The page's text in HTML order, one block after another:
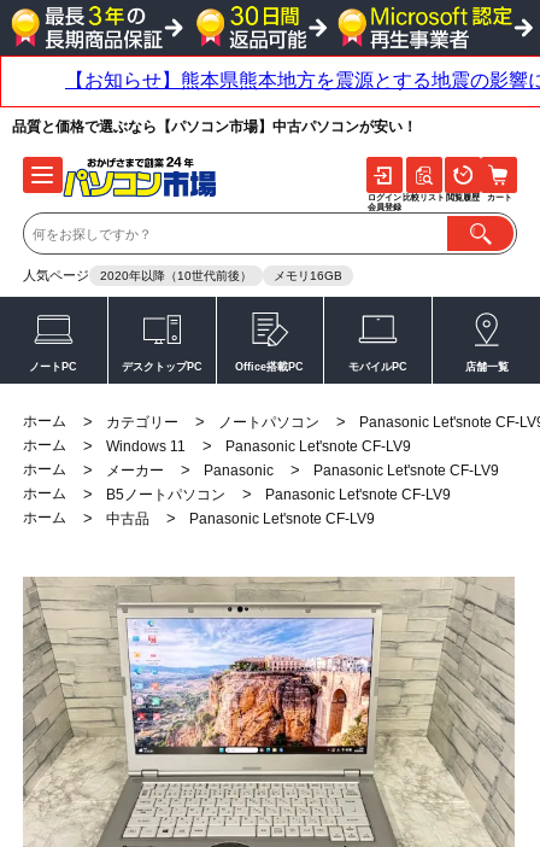
品質と価格で選ぶなら【パソコン市場】中古パソコンが安い！
人気ページ 2020年以降（10世代前後） メモリ16GB
ログイン
会員登録
比較リスト 閲覧履歴 カート
ノートPC デスクトップPC Office搭載PC モバイルPC 店舗一覧
ホーム > カテゴリー > ノートパソコン >
Panasonic Let'snote CF-
ホーム
> Windows 11 >
Panasonic Let'snote CF-LV9
ホーム
> メーカー > Panasonic >
Panasonic Let'snote CF-LV9
ホーム
> B5ノートパソコン >
Panasonic Let'snote CF-LV9
ホーム
> 中古品 > Panasonic Let'snote CF-LV9